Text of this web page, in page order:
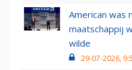
American was
maatschappij
wilde
29-07-2026,